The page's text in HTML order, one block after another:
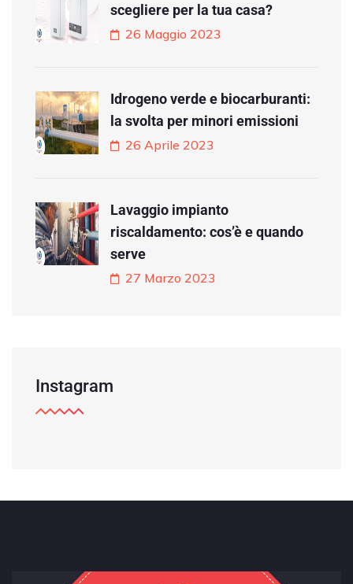
scegliere per la tua casa?
26 Maggio 2023
Idrogeno verde e biocarburanti:
la svolta per minori emissioni
26 Aprile 2023
Lavaggio impianto
riscaldamento: cos’è e quando
serve
27 Marzo 2023
Instagram